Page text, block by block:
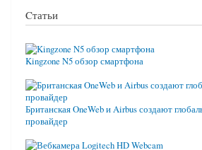
Cтатьи
Kingzone N5 обзор смартфона
Британская OneWeb и Airbus создают
провайдер